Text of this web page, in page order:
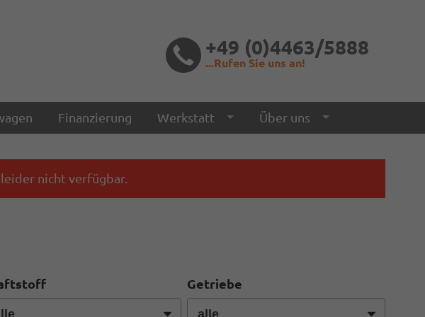
+49 (0)4463/5888
...Rufen Sie uns an!
Finanzierung Werkstatt Über uns
nicht verfügbar.
Getriebe